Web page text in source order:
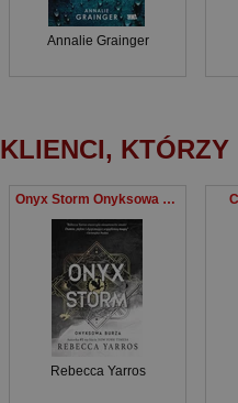
Annalie Grainger
KLIENCI,
Onyx Storm Onyksowa burza
Rebecca Yarros